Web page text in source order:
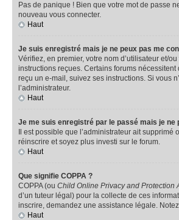
Pas de panique ! Bien que votre mot de passe
nouveau vous connecter.
Haut
Je suis enregistré mais je ne peux pas me
Vérifiez, en premier, votre nom d’utilisateur et/
instructions reçues. Certains forums
reçu un e-mail, suivez ses instructions. Si vous
l’administrateur.
Haut
Je me suis enregistré par le passé mais je ne
Il est possible que l’administrateur ait
réinscrire et soyez plus investi sur le forum.
Haut
Que signifie COPPA ?
COPPA (ou Child Online Privacy and Protection
d’un tuteur légal) pour la collecte de ces
inscrire, demandez une assistance légale.
Haut